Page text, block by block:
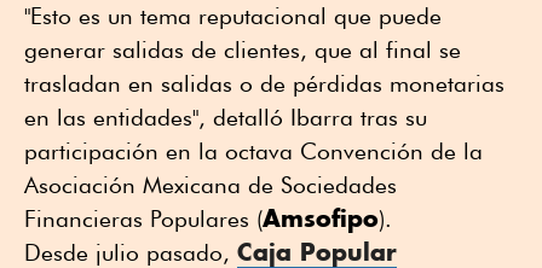
"Esto es un tema reputacional que puede
generar salidas de clientes, que al final se
trasladan en salidas o de pérdidas monetarias
en las entidades", detalló Ibarra tras su
participación en la octava Convención de la
Asociación Mexicana de Sociedades
Financieras Populares (Amsofipo).
Desde julio pasado, Caja Popular